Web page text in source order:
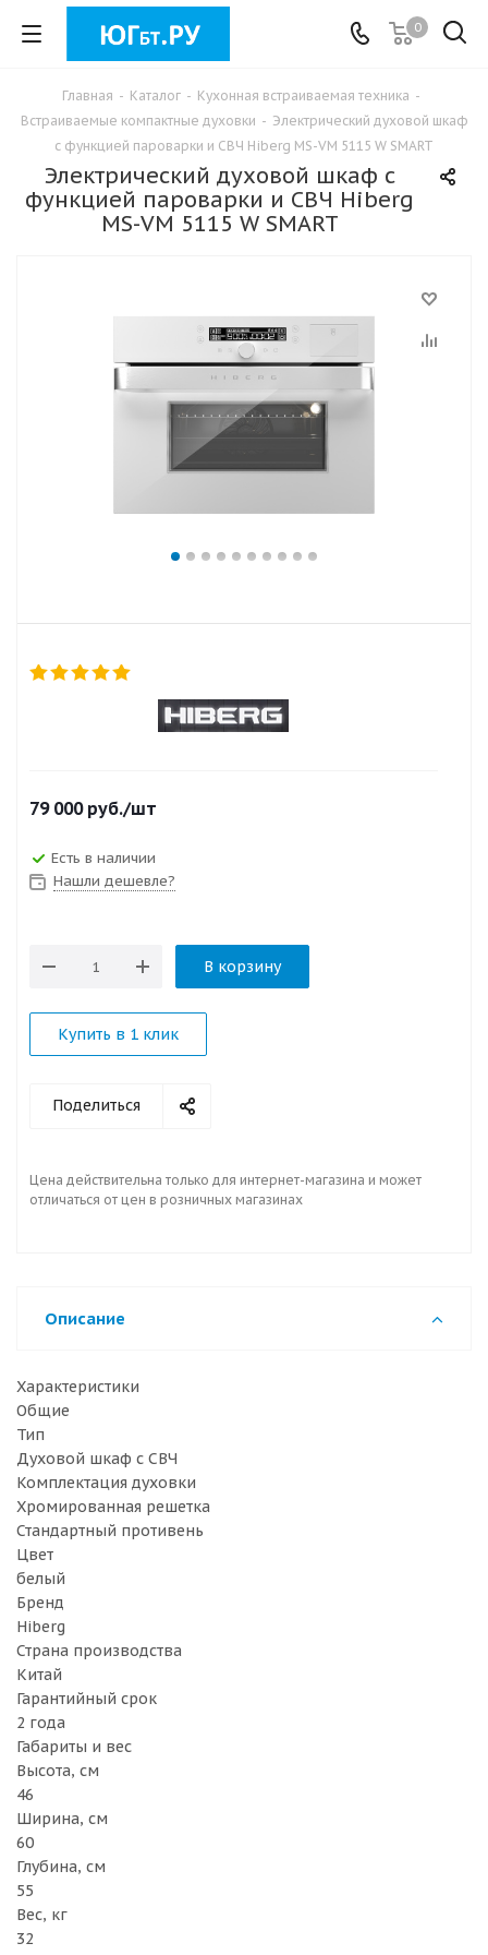
0
Главная - Каталог - Кухонная встраиваемая техника -
Встраиваемые компактные духовки - Электрический духовой шкаф
с функцией пароварки и СВЧ Hiberg MS-VM 5115 W SMART
Электрический духовой шкаф с
функцией пароварки и СВЧ Hiberg
MS-VM 5115 W SMART
79 000руб./шт
Есть в наличии
Нашли дешевле?
В корзину
Купить в 1 клик
Поделиться
Цена действительна только для интернет-магазина и может
отличаться от цен в розничных магазинах
Описание
Характеристики
Общие
Тип
Духовой шкаф с СВЧ
Комплектация духовки
Хромированная решетка
Стандартный противень
Цвет
белый
Бренд
Hiberg
Страна производства
Китай
Гарантийный срок
2 года
Габариты и вес
Высота, см
46
Ширина, см
60
Глубина, см
55
Вес, кг
32